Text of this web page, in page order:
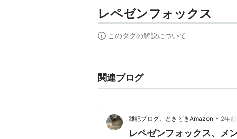
レペゼンフォックス
このタグの解説について
関連ブログ
雑記ブログ、ときどきAmazon • 2年前
レペゼンフォックス、メ